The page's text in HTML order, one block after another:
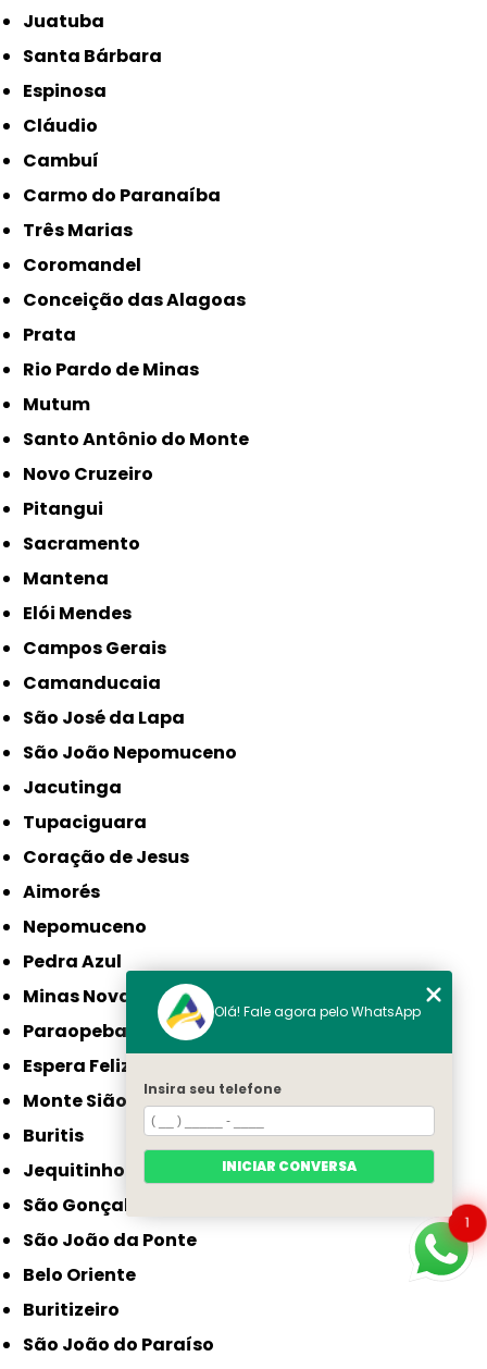
Juatuba
Santa Bárbara
Espinosa
Cláudio
Cambuí
Carmo do Paranaíba
Três Marias
Coromandel
Conceição das Alagoas
Prata
Rio Pardo de Minas
Mutum
Santo Antônio do Monte
Novo Cruzeiro
Pitangui
Sacramento
Mantena
Elói Mendes
Campos Gerais
Camanducaia
São José da Lapa
São João Nepomuceno
Jacutinga
Tupaciguara
Coração de Jesus
Aimorés
Nepomuceno
Pedra Azul
Minas Novas
Paraopeba
Espera Feliz
Monte Sião
Buritis
Jequitinhonha
São Gonçalo do Sapucaí
São João da Ponte
Belo Oriente
Buritizeiro
São João do Paraíso
1
Olá! Fale agora pelo WhatsApp
Insira seu telefone
INICIAR CONVERSA